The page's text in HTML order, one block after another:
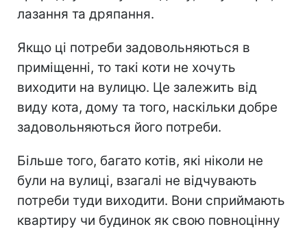
лазання та дряпання.
Якщо ці потреби задовольняються в
приміщенні, то такі коти не хочуть
виходити на вулицю. Це залежить від
виду кота, дому та того, наскільки добре
задовольняються його потреби.
Більше того, багато котів, які ніколи не
були на вулиці, взагалі не відчувають
потреби туди виходити. Вони сприймають
квартиру чи будинок як свою повноцінну